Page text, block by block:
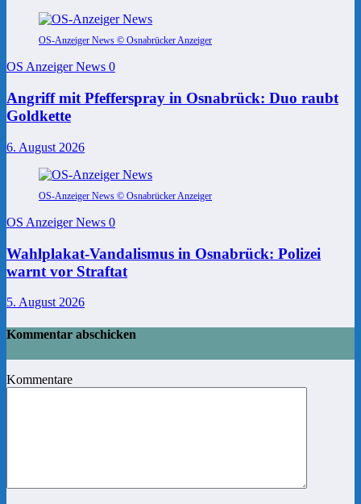
OS-Anzeiger News © Osnabrücker Anzeiger
OS Anzeiger News 0
Angriff mit Pfefferspray in Osnabrück: Duo raubt
Goldkette
6. August 2026
OS-Anzeiger News © Osnabrücker Anzeiger
OS Anzeiger News 0
Wahlplakat-Vandalismus in Osnabrück: Polizei
warnt vor Straftat
5. August 2026
Kommentar abschicken
Kommentare